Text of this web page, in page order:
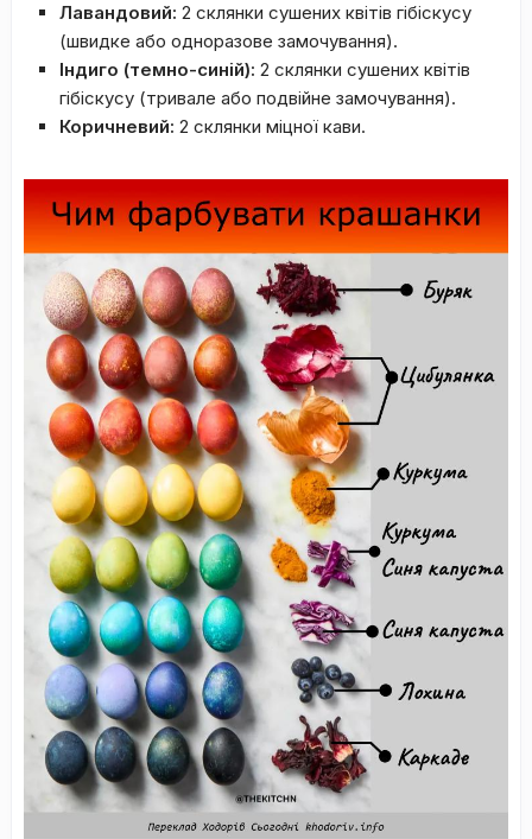
Лавандовий: 2 склянки сушених квітів гібіскусу
(швидке або одноразове замочування).
Індиго (темно-синій): 2 склянки сушених квітів
гібіскусу (тривале або подвійне замочування).
Коричневий: 2 склянки міцної кави.